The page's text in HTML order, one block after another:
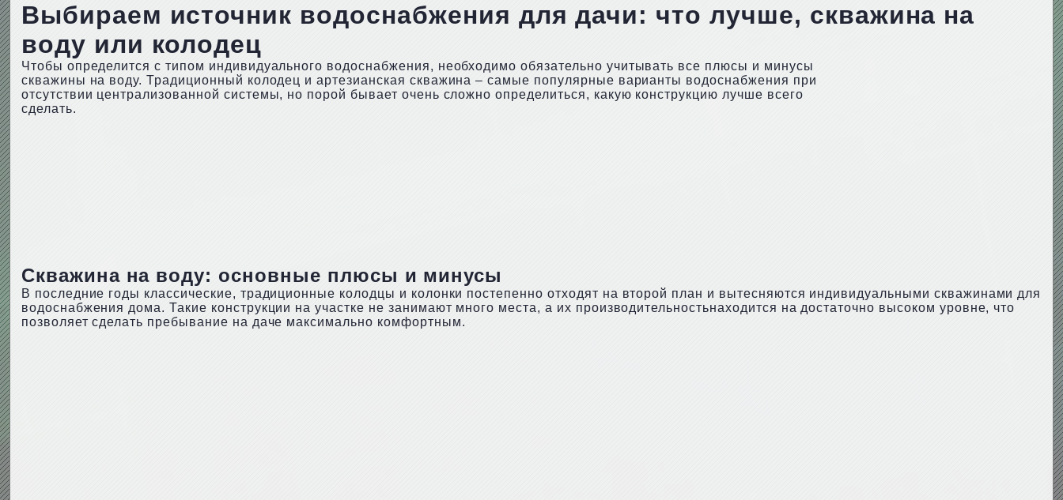
Выбираем источник водоснабжения для дачи: что лучше, скважина на
воду или колодец
Чтобы определится с типом индивидуального водоснабжения, необходимо обязательно учитывать все плюсы и минусы
скважины на воду. Традиционный колодец и артезианская скважина – самые популярные варианты водоснабжения при
отсутствии централизованной системы, но порой бывает очень сложно определиться, какую конструкцию лучше всего
сделать.
Скважина на воду: основные плюсы и минусы
В последние годы классические, традиционные колодцы и колонки постепенно отходят на второй план и вытесняются индивидуальными скважинами для
водоснабжения дома. Такие конструкции на участке не занимают много места, а их производительностьнаходится на достаточно высоком уровне, что
позволяет сделать пребывание на даче максимально комфортным.